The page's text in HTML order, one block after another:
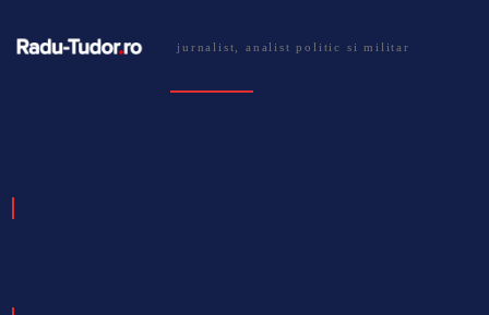
jurnalist, analist politic si militar